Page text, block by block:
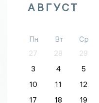
АВГУСТ
Пн Вт Ср
27
28 29
3
4 5
10
11 12
17
18 19